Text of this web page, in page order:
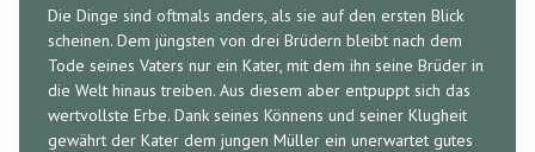
Die Dinge sind oftmals anders, als sie auf den ersten Blick
scheinen. Dem jüngsten von drei Brüdern bleibt nach dem
Tode seines Vaters nur ein Kater, mit dem ihn seine Brüder in
die Welt hinaus treiben. Aus diesem aber entpuppt sich das
wertvollste Erbe. Dank seines Könnens und seiner Klugheit
gewährt der Kater dem jungen Müller ein unerwartet gutes